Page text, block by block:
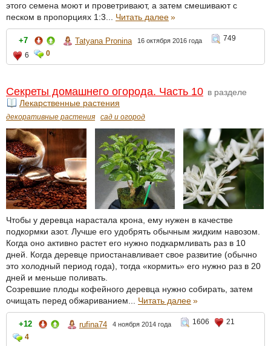
этого семена моют и проветривают, а затем смешивают с
песком в пропорциях 1:3... Читать далее»
+7 Tatyana Pronina 16 октября 2016 года
749
6
0
Секреты домашнего огорода. Часть 10 в разделе
Лекарственные растения
декоративные растения сад и огород
Чтобы у деревца нарастала крона, ему нужен в качестве
подкормки азот. Лучше его удобрять обычным жидким навозом.
Когда оно активно растет его нужно подкармливать раз в 10
дней. Когда деревце приостанавливает свое развитие (обычно
это холодный период года), тогда «кормить» его нужно раз в 20
дней и меньше поливать.
Созревшие плоды кофейного деревца нужно собирать, затем
очищать перед обжариванием... Читать далее»
+12 rufina74 4 ноября 2014 года 1606
21
4